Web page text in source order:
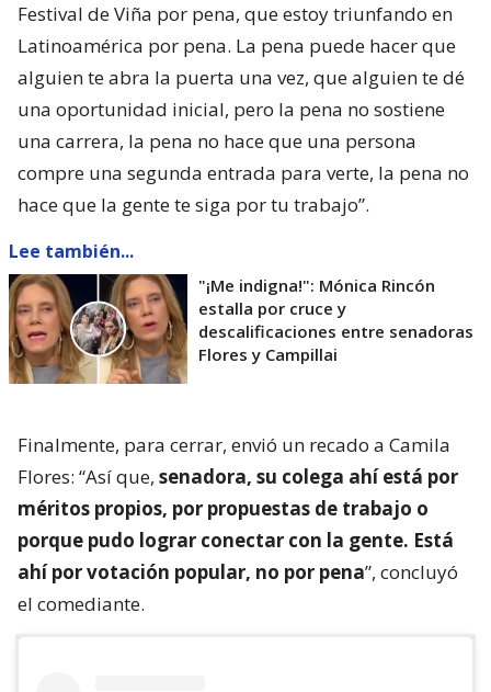
Festival de Viña por pena, que estoy triunfando en
Latinoamérica por pena. La pena puede hacer que
alguien te abra la puerta una vez, que alguien te dé
una oportunidad inicial, pero la pena no sostiene
una carrera, la pena no hace que una persona
compre una segunda entrada para verte, la pena no
hace que la gente te siga por tu trabajo”.
Lee también...
"¡Me indigna!": Mónica Rincón
estalla por cruce y
descalificaciones entre senadoras
Flores y Campillai
Finalmente, para cerrar, envió un recado a Camila
Flores: “Así que, senadora, su colega ahí está por
méritos propios, por propuestas de trabajo o
porque pudo lograr conectar con la gente. Está
ahí por votación popular, no por pena”, concluyó
el comediante.